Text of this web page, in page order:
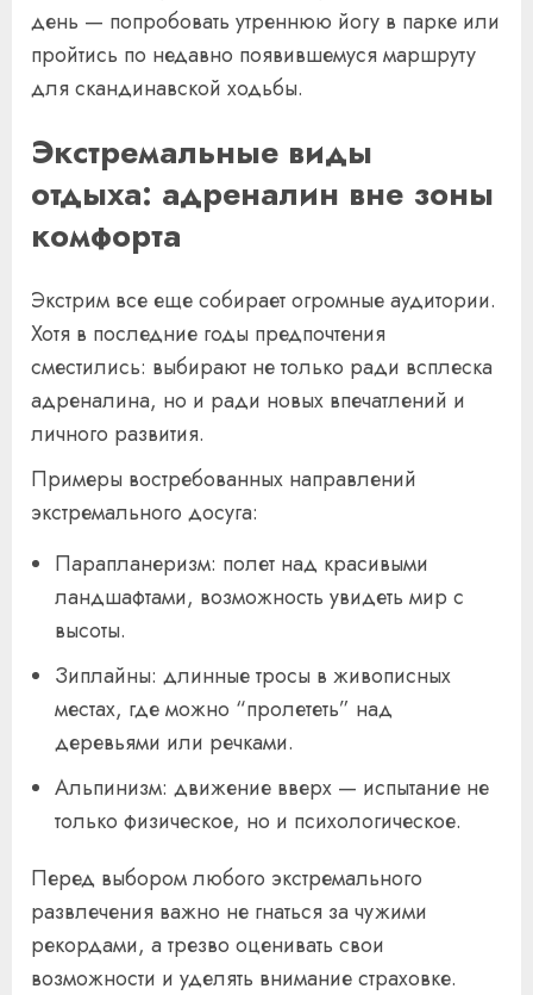
день — попробовать утреннюю йогу в парке или
пройтись по недавно появившемуся маршруту
для скандинавской ходьбы.
Экстремальные виды
отдыха: адреналин вне зоны
комфорта
Экстрим все еще собирает огромные аудитории.
Хотя в последние годы предпочтения
сместились: выбирают не только ради всплеска
адреналина, но и ради новых впечатлений и
личного развития.
Примеры востребованных направлений
экстремального досуга:
Парапланеризм: полет над красивыми
ландшафтами, возможность увидеть мир с
высоты.
Зиплайны: длинные тросы в живописных
местах, где можно “пролететь” над
деревьями или речками.
Альпинизм: движение вверх — испытание не
только физическое, но и психологическое.
Перед выбором любого экстремального
развлечения важно не гнаться за чужими
рекордами, а трезво оценивать свои
возможности и уделять внимание страховке.